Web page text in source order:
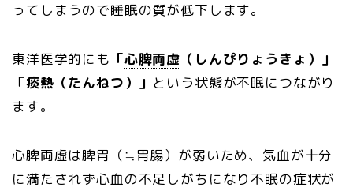
ってしまうので睡眠の質が低下します。
東洋医学的にも 「心脾両虚 （しんぴりょうきょ）」
「痰熱（たんねつ）」 という状態が不眠につながり
ます。
心脾両虚は脾胃（≒胃腸）が弱いため、気血が十分
に満たされず心血の不足しがちになり不眠の症状が